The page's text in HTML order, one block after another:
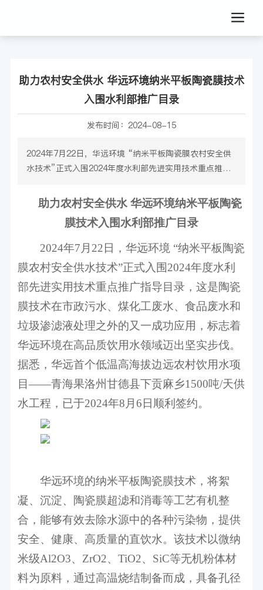
助力农村安全供水 华远环境纳米平板陶瓷膜技术
入围水利部推广目录
发布时间： 2024-08-15
2024年7月22日，华远环境 “纳米平板陶瓷膜农村安全供
水技术”正式入围2024年度水利部先进实用技术重点推广
品废水和垃圾渗滤液处理之外的又一成功应用，标志着华
远环境在高品质饮用水领域迈出坚实步伐。据悉，华远首
个低温高海拔边远农村饮用水项目——青海果洛州甘德县
下贡麻乡1500吨/天供水工程，已于2024年8月6日顺利签
助力农村安全供水 华远环境纳米平板陶瓷
膜技术入围水利部推广目录
2024年7 月 22日，华远环境 “纳米平板陶瓷
膜农村安全供水技术”正式入围2024年度水利
部先进实用技术重点推广指导目录，这是陶瓷
膜技术在市政污水、煤化工废水、食品废水和
垃圾渗滤液处理之外的又一成功应用，标志着
华远环境在高品质饮用水领域迈出坚实步伐。
据悉，华远首个低温高海拔边远农村饮用水项
目——青海果洛州甘德县下贡麻乡1500吨/天供
水工程，已于2024年8 月6日顺利签约。
华远环境的纳米平板陶瓷膜技术，将絮
凝、沉淀、陶瓷膜超滤和消毒等工艺有机整
合，能够有效去除水源中的各种污染物，提供
安全、健康、高质量的直饮水。该技术以微纳
米级Al2O3、 ZrO2、TiO2、 SiC等无机粉体材
料为原料，通过高温烧结制备而成，具备孔径